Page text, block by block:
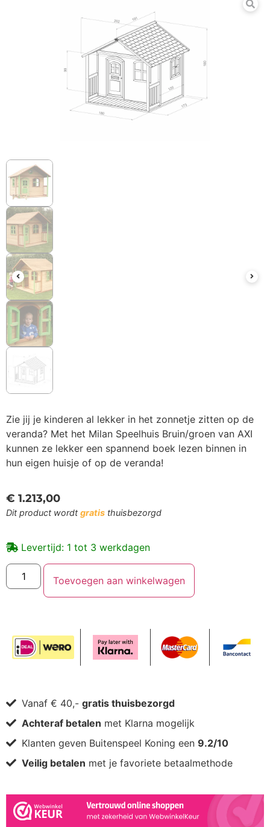
Zie jij je kinderen al lekker in het zonnetje zitten op de
veranda? Met het Milan Speelhuis Bruin/groen van AXI
kunnen ze lekker een spannend boek lezen binnen in
hun eigen huisje of op de veranda!
€ 1.213,00
Dit product wordt gratis thuisbezorgd
Levertijd: 1 tot 3 werkdagen
Toevoegen aan winkelwagen
Vanaf € 40,-gratis thuisbezorgd
Achteraf betalen met Klarna mogelijk
Klanten geven Buitenspeel Koning een9.2/10
Veilig betalen met je favoriete betaalmethode